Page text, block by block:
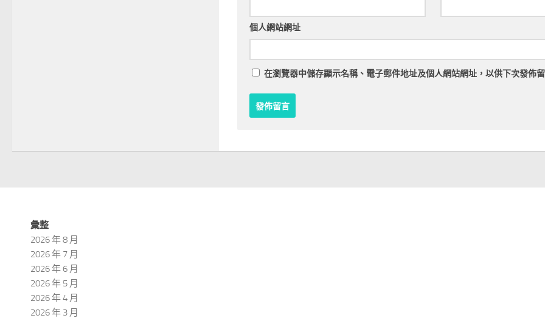
個人網站網址
在瀏覽器中儲存顯示名稱、電子郵件地址及個人網站網址，以供下次發佈
彙整
2026 年 8 月
2026 年 7 月
2026 年 6 月
2026 年 5 月
2026 年 4 月
2026 年 3 月